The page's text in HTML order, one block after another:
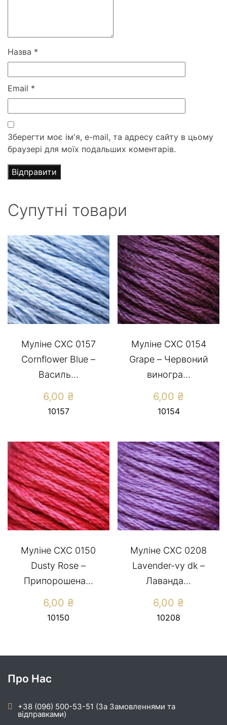
Назва *
Email *
Зберегти моє ім'я, e-mail, та адресу сайту в цьому
браузері для моїх подальших коментарів.
Супутні товари
Муліне СХС 0157
Cornflower Blue –
Василь...
6,00 ₴
10157
Муліне СХС 0154
Grape – Червоний
виногра...
6,00 ₴
10154
Муліне CXC 0150
Dusty Rose –
Припорошена...
6,00 ₴
10150
Муліне СХС 0208
Lavender-vy dk –
Лаванда...
6,00 ₴
10208
Про Нас
+38 (096) 500-53-51 (За Замовленнями та
відправками)